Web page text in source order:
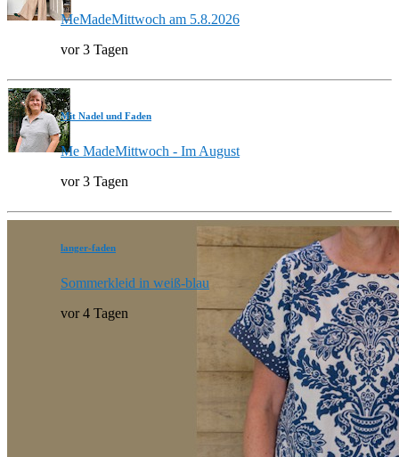
MeMadeMittwoch am 5.8.2026
vor 3 Tagen
Mit Nadel und Faden
Me MadeMittwoch - Im August
vor 3 Tagen
langer-faden
Sommerkleid in weiß-blau
vor 4 Tagen